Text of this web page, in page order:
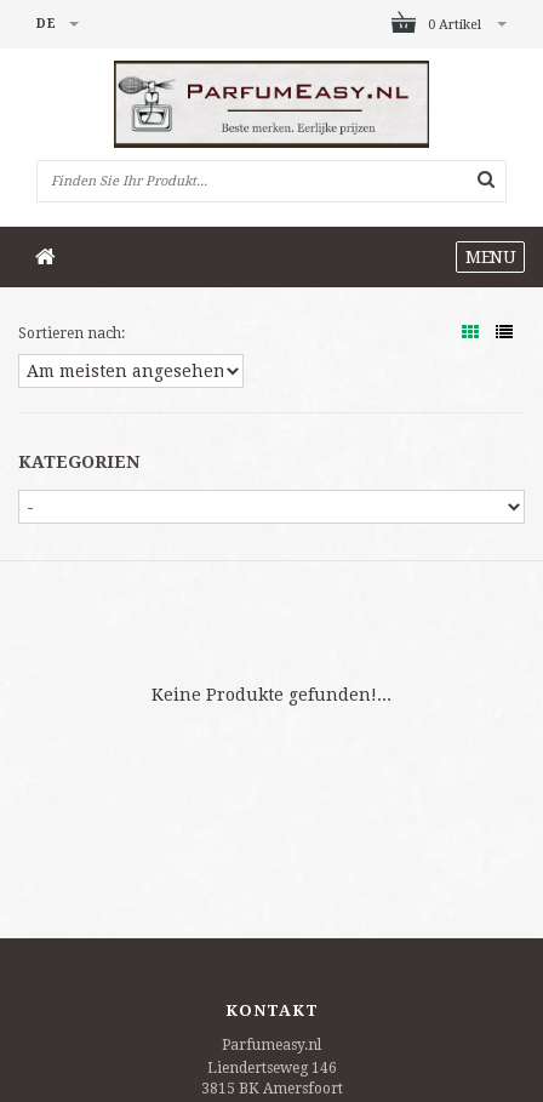
0 Artikel
DE
MENU
Sortieren nach:
KATEGORIEN
Keine Produkte gefunden!...
KONTAKT
Parfumeasy.nl
Liendertseweg 146
3815 BK Amersfoort